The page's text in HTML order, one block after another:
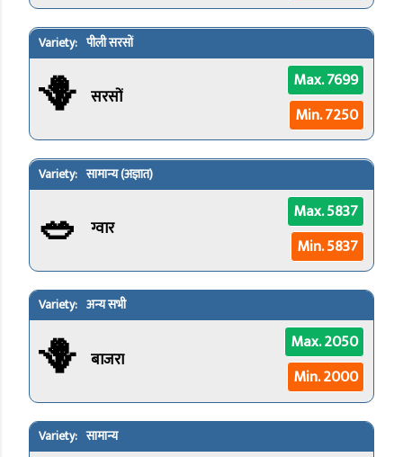
पीली सरसों
🪻 सरसों
Max. 7699
Min. 7250
सामान्य (अज्ञात)
🥗 ग्वार
Max. 5837
Min. 5837
अन्य सभी
🪻 बाजरा
Max. 2050
Min. 2000
सामान्य